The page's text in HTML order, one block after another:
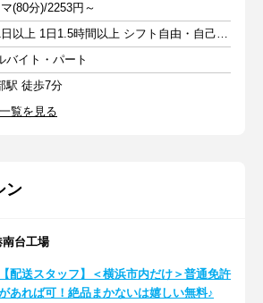
(80分)/2253円～
週1日以上 1日1.5時間以上 シフト自由・自己申告
バイト・パート
駅 徒歩7分
覧を見る
ン
台工場
【配送スタッフ】＜横浜市内だけ＞普通免許
あれば可！絶品まかないは嬉しい無料♪